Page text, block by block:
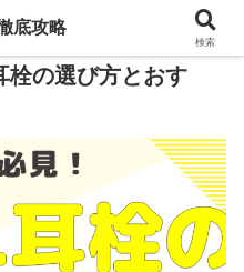
栓の選び方とおす
底攻略
検索